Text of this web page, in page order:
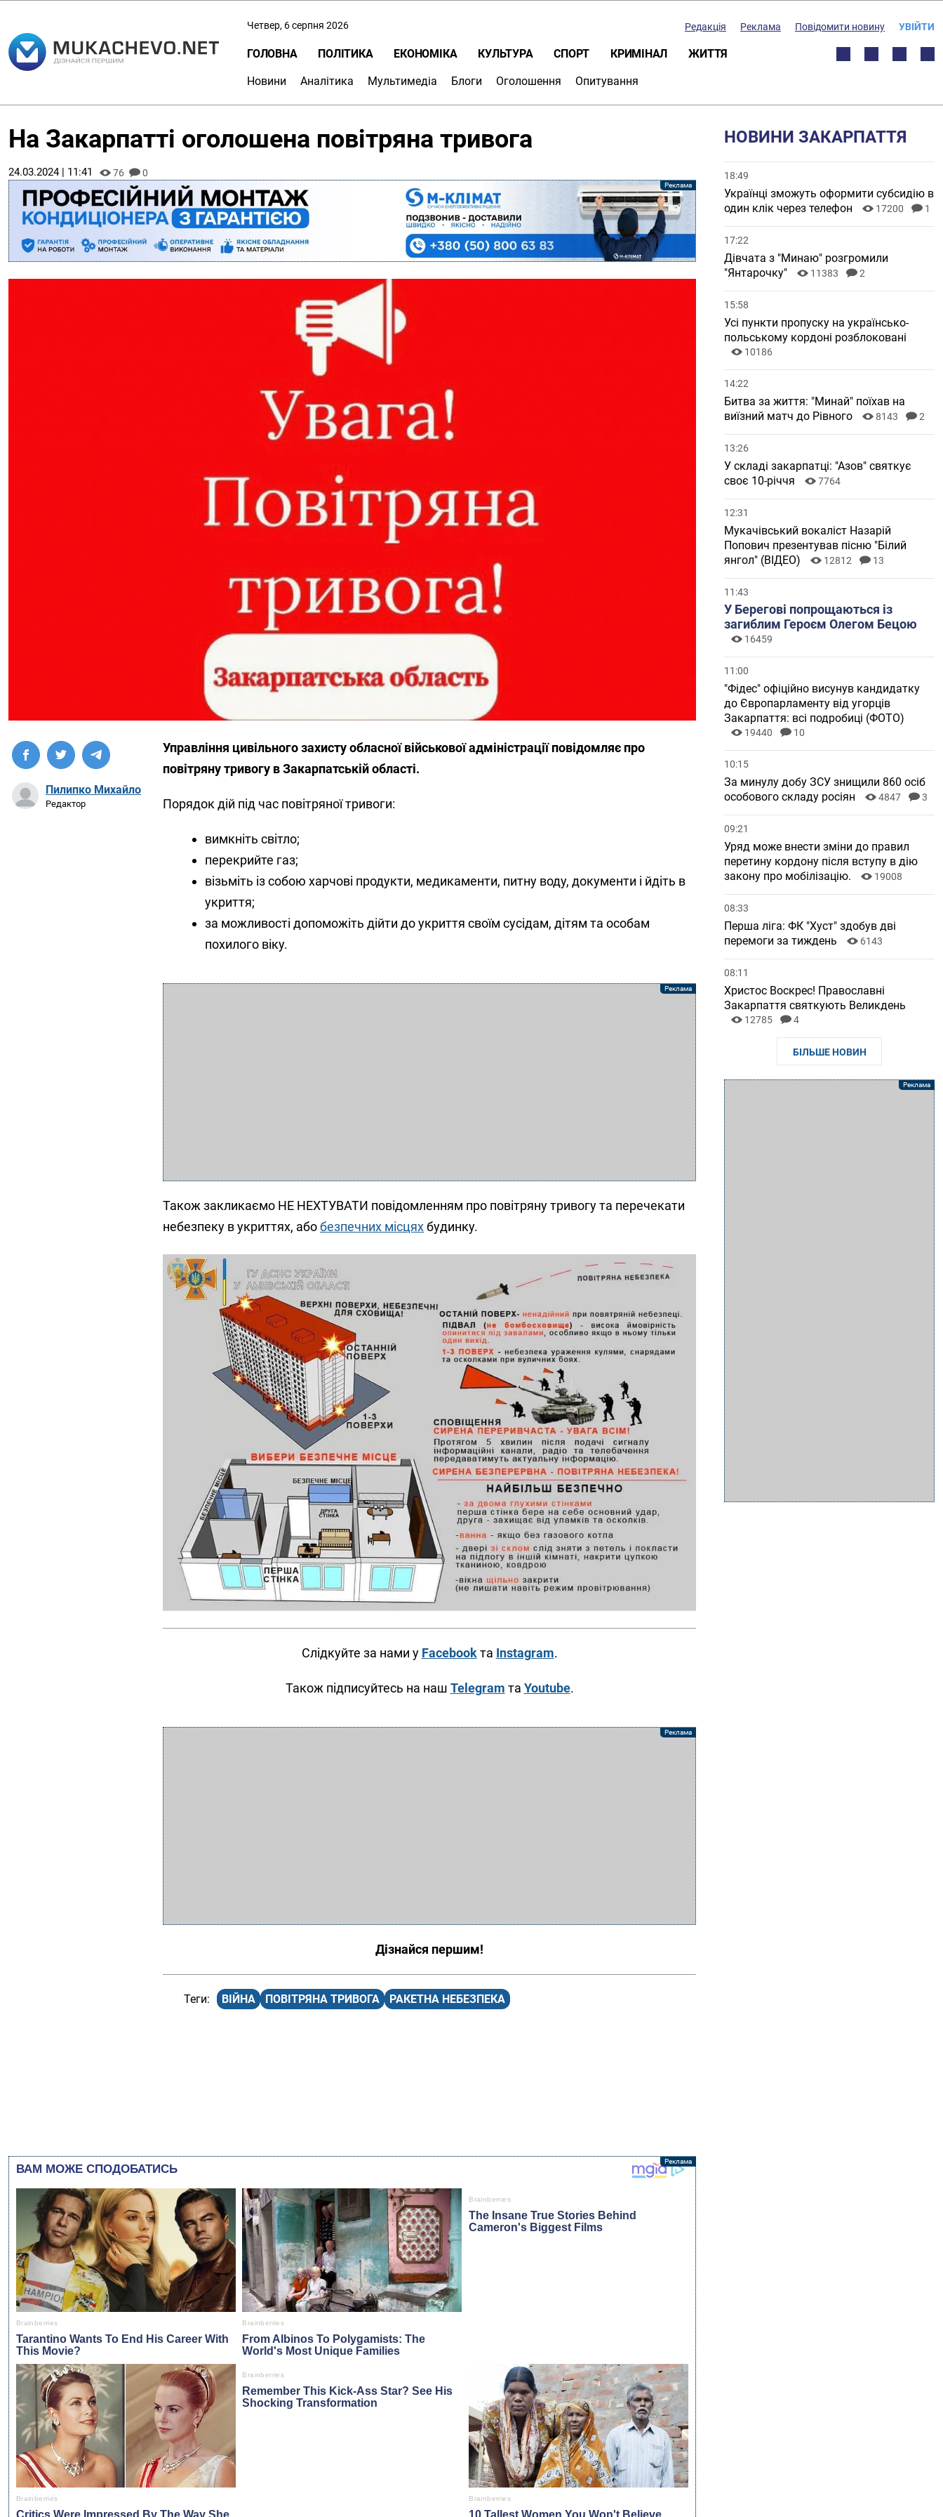
Четвер, 6 серпня 2026 Редакція Реклама Повідомити новину УВІЙТИ
ГОЛОВНА ПОЛІТИКА ЕКОНОМІКА КУЛЬТУРА СПОРТ КРИМІНАЛ ЖИТТЯ
Новини Аналітика Мультимедіа Блоги Оголошення Опитування
На Закарпатті оголошена повітряна тривога
24.03.2024 | 11:41 76 0
Пилипко Михайло
Редактор
Управління цивільного захисту обласної військової адміністрації повідомляє про
повітряну тривогу в Закарпатській області.
Порядок дій під час повітряної тривоги:
вимкніть світло;
перекрийте газ;
візьміть із собою харчові продукти, медикаменти, питну воду, документи і йдіть в
укриття;
за можливості допоможіть дійти до укриття своїм сусідам, дітям та особам
похилого віку.
Також закликаємо НЕ НЕХТУВАТИ повідомленням про повітряну тривогу та перечекати
небезпеку в укриттях, абобезпечних місцяхбудинку.
Слідкуйте за нами у Facebookта Instagram.
Також підписуйтесь на наш Telegram та Youtube.
Дізнайся першим!
ВІЙНА ПОВІТРЯНА ТРИВОГА РАКЕТНА НЕБЕЗПЕКА
НОВИНИ ЗАКАРПАТТЯ
18:49
Українці зможуть оформити субсидію в
один клік через телефон
17200 1
17:22
Дівчата з "Минаю" розгромили
"Янтарочку"
11383 2
15:58
Усі пункти пропуску на українсько-
польському кордоні розблоковані
10186
14:22
Битва за життя: "Минай" поїхав на
виїзний матч до Рівного
8143 2
13:26
У складі закарпатці: "Азов" святкує
своє 10-річчя
7764
12:31
Мукачівський вокаліст Назарій
Попович презентував пісню "Білий
янгол" (ВІДЕО)
12812 13
11:43
У Берегові попрощаються із
загиблим Героєм Олегом Бецою
16459
11:00
"Фідес" офіційно висунув кандидатку
до Європарламенту від угорців
Закарпаття: всі подробиці (ФОТО)
19440 10
10:15
За минулу добу ЗСУ знищили 860 осіб
особового складу росіян
4847 3
09:21
Уряд може внести зміни до правил
перетину кордону після вступу в дію
закону про мобілізацію.
19008
08:33
Перша ліга: ФК "Хуст" здобув дві
перемоги за тиждень
6143
08:11
Христос Воскрес! Православні
Закарпаття святкують Великдень
12785 4
БІЛЬШЕ НОВИН